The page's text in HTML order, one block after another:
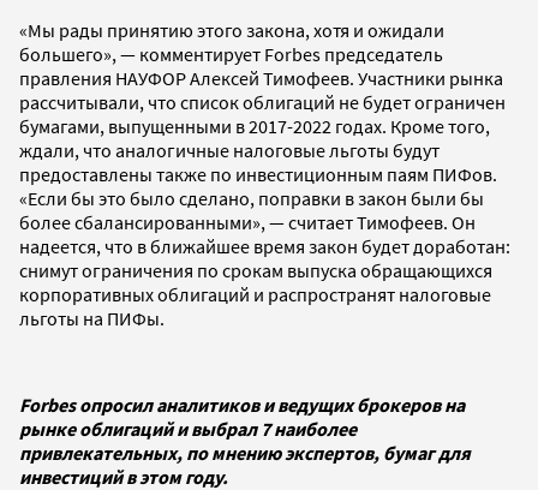
«Мы рады принятию этого закона, хотя и ожидали
большего», — комментирует Forbes председатель
правления НАУФОР Алексей Тимофеев. Участники рынка
рассчитывали, что список облигаций не будет ограничен
бумагами, выпущенными в 2017-2022 годах. Кроме того,
ждали, что аналогичные налоговые льготы будут
предоставлены также по инвестиционным паям ПИФов.
«Если бы это было сделано, поправки в закон были бы
более сбалансированными», — считает Тимофеев. Он
надеется, что в ближайшее время закон будет доработан:
снимут ограничения по срокам выпуска обращающихся
корпоративных облигаций и распространят налоговые
льготы на ПИФы.
Forbes опросил аналитиков и ведущих брокеров на
рынке облигаций и выбрал 7 наиболее
привлекательных, по мнению экспертов, бумаг для
инвестиций в этом году.